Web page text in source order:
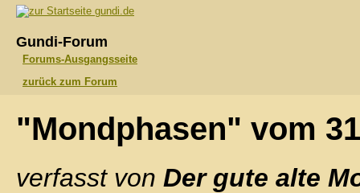
gundi.de
Gundi-Forum
Forums-Ausgangsseite
zurück zum Forum
"Mondphasen" vom
verfasst von Der gute alte